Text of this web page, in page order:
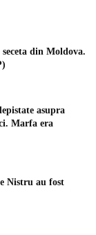
din Moldova.
asupra
Marfa era
Nistru au fost